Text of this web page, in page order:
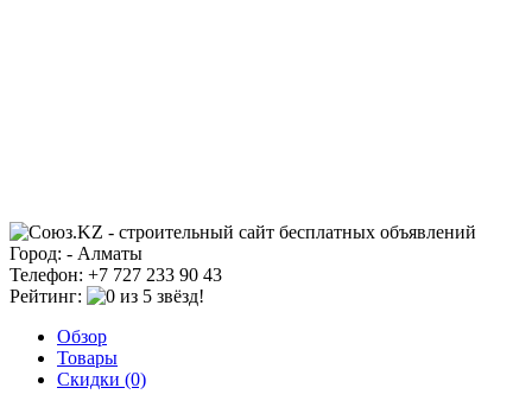
Город: - Алматы
Телефон: +7 727 233 90 43
Рейтинг:
Обзор
Товары
Скидки (0)